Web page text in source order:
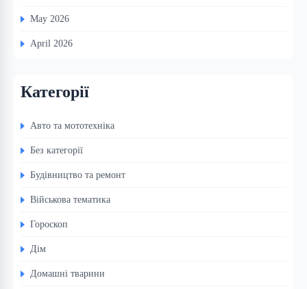
May 2026
April 2026
Категорії
Авто та мототехніка
Без категорії
Будівництво та ремонт
Військова тематика
Гороскоп
Дім
Домашні тварини